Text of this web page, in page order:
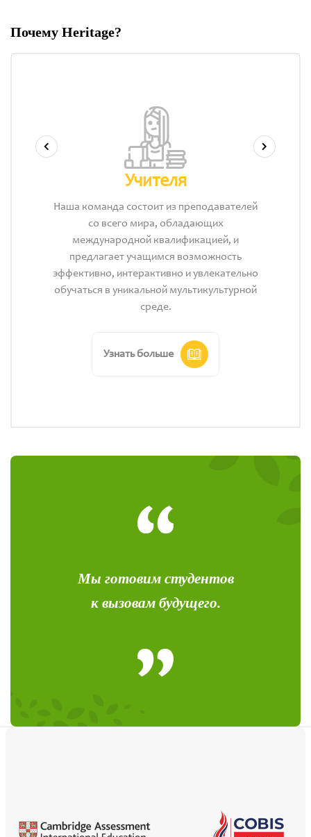
Почему Heritage?
Учителя
Наша команда состоит из преподавателей
со всего мира, обладающих
международной квалификацией, и
предлагает учащимся возможность
эффективно, интерактивно и увлекательно
обучаться в уникальной мультикультурной
среде.
Узнать больше
Мы готовим студентов
к вызовам будущего.